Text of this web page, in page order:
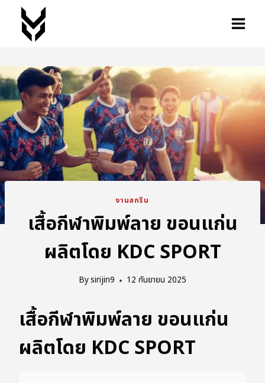
งานสกรีน
เสื้อกีฬาพิมพ์ลาย ขอนแก่น
ผลิตโดย KDC SPORT
Bysirijin9 12 กันยายน 2025
เสื้อกีฬาพิมพ์ลาย ขอนแก่น
ผลิตโดย KDC SPORT